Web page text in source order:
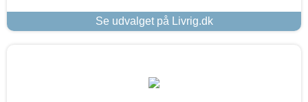
Se udvalget på Livrig.dk